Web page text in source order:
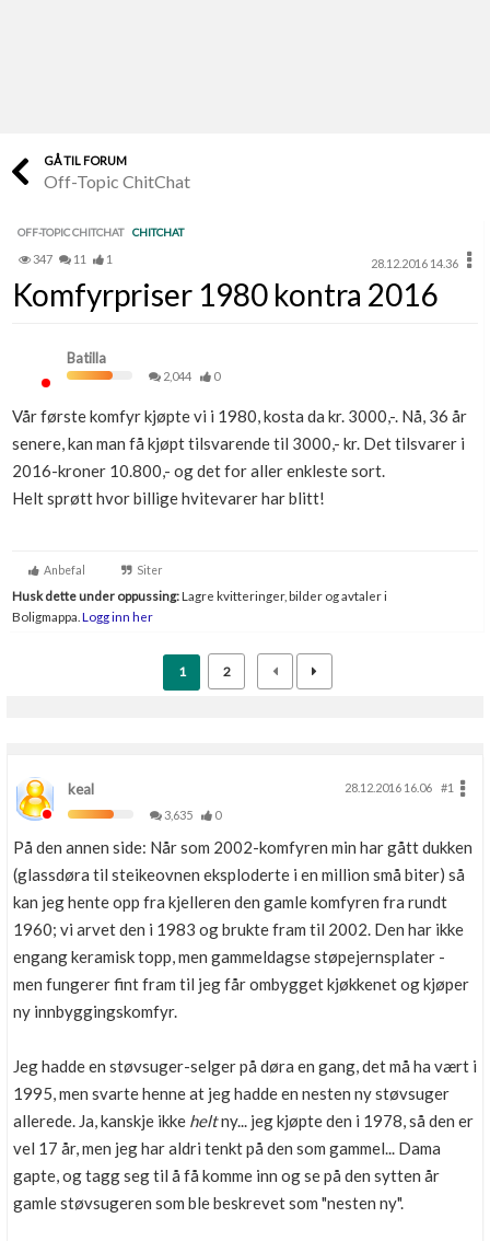
Finn håndverkere
Papirer som mangler
Skaff dokumentasjon som mangler
Kundeservice
Få svar på det du lurer på
Kom i gang med Boligmappa
Se din bolig? Klikk her
Boligmappa+
GÅ TIL FORUM
Off-Topic ChitChat
OFF-TOPIC CHITCHAT CHITCHAT
347 11 1 28.12.2016 14.36
Komfyrpriser 1980 kontra 2016
Batilla
2,044 0
Vår første komfyr kjøpte vi i 1980, kosta da kr. 3000,-. Nå, 36 år
senere, kan man få kjøpt tilsvarende til 3000,- kr. Det tilsvarer i
2016-kroner 10.800,- og det for aller enkleste sort.
Helt sprøtt hvor billige hvitevarer har blitt!
Anbefal Siter
Husk dette under oppussing:Lagre kvitteringer, bilder og avtaler i
Boligmappa. Logg inn her
1 2
keal 28.12.2016 16.06
#1
3,635
0
På den annen side: Når som 2002-komfyren min har gått dukken
(glassdøra til steikeovnen eksploderte i en million små biter) så
kan jeg hente opp fra kjelleren den gamle komfyren fra rundt
1960; vi arvet den i 1983 og brukte fram til 2002. Den har ikke
engang keramisk topp, men gammeldagse støpejernsplater -
men fungerer fint fram til jeg får ombygget kjøkkenet og kjøper
ny innbyggingskomfyr.
Jeg hadde en støvsuger-selger på døra en gang, det må ha vært i
1995, men svarte henne at jeg hadde en nesten ny støvsuger
allerede. Ja, kanskje ikke heltny... jeg kjøpte den i 1978, så den er
vel 17 år, men jeg har aldri tenkt på den som gammel... Dama
gapte, og tagg seg til å få komme inn og se på den sytten år
gamle støvsugeren som ble beskrevet som "nesten ny".